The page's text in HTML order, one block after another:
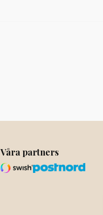
Våra partners